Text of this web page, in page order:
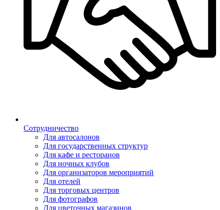
Сотрудничество
Для автосалонов
Для государственных структур
Для кафе и ресторанов
Для ночных клубов
Для организаторов мероприятий
Для отелей
Для торговых центров
Для фотографов
Для цветочных магазинов